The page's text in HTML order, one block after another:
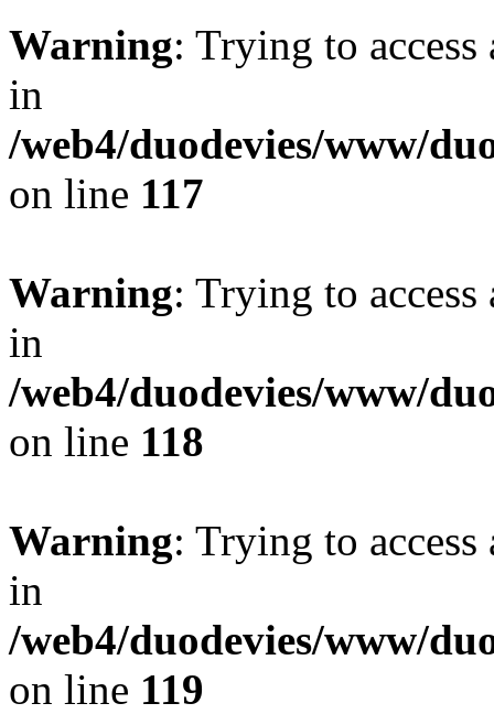
Warning: Trying to
in
/web4/duodevies/www/
on line 117
Warning: Trying to
in
/web4/duodevies/www/
on line 118
Warning: Trying to
in
/web4/duodevies/www/
on line 119